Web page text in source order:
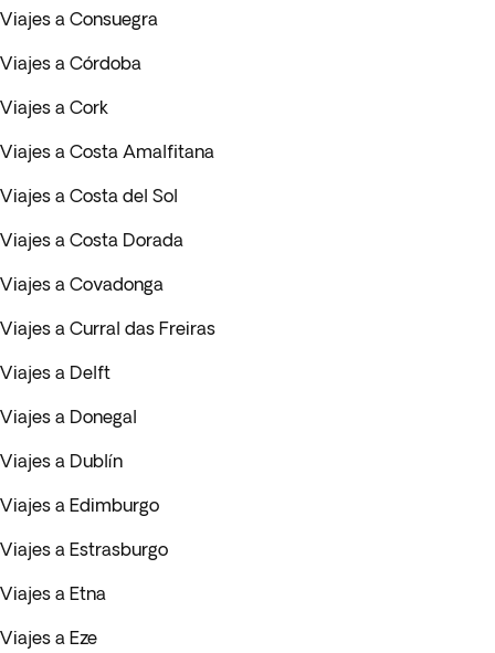
Viajes a Consuegra
Viajes a Córdoba
Viajes a Cork
Viajes a Costa Amalfitana
Viajes a Costa del Sol
Viajes a Costa Dorada
Viajes a Covadonga
Viajes a Curral das Freiras
Viajes a Delft
Viajes a Donegal
Viajes a Dublín
Viajes a Edimburgo
Viajes a Estrasburgo
Viajes a Etna
Viajes a Eze